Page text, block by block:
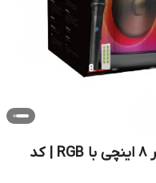
اسپیکر بلوتوثی KTS 2296 دو ووفر 8 اینچی با RGB | کد